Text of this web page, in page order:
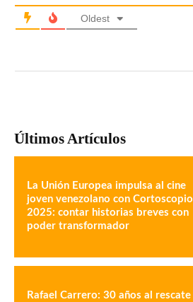
Oldest
Últimos Artículos
La Unión Europea impulsa al cine
joven venezolano con Cortoscopio
2025: contar historias breves con
poder transformador
Rafael Carrero: 30 años al rescate